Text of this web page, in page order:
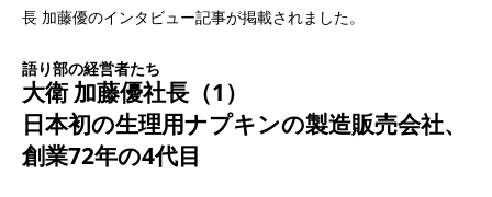
長 加藤優のインタビュー記事が掲載されました。
語り部の経営者たち
大衛 加藤優社長（1）
日本初の生理用ナプキンの製造販売会社、
創業72年の4代目